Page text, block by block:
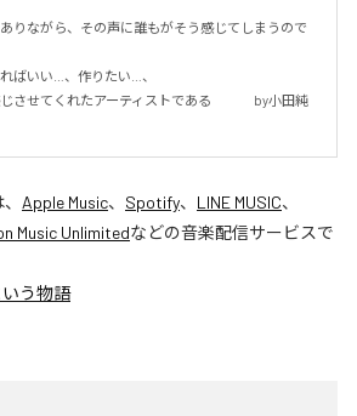
りながら、その声に誰もがそう感じてしまうので
ばいい…、作りたい…、
させてくれたアーティストである 　　　by小田純
Apple Music、 Spotify、 LINE MUSIC、
Music Unlimitedなどの音楽配信サービスで
う物語